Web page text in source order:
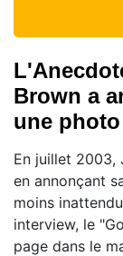
Brown a
une
En juillet 2003,
en annonçant
moins
interview, le
page dans le